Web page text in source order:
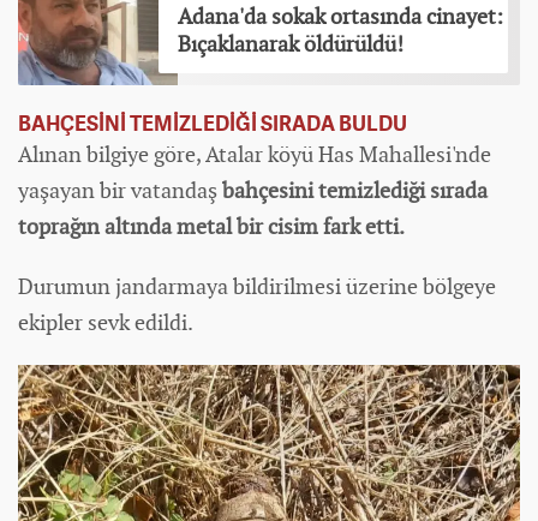
Adana'da sokak ortasında cinayet:
Bıçaklanarak öldürüldü!
BAHÇESİNİ TEMİZLEDİĞİ SIRADA BULDU
Alınan bilgiye göre, Atalar köyü Has Mahallesi'nde
yaşayan bir vatandaşbahçesini temizlediği sırada
toprağın altında metal bir cisim fark etti.
Durumun jandarmaya bildirilmesi üzerine bölgeye
ekipler sevk edildi.